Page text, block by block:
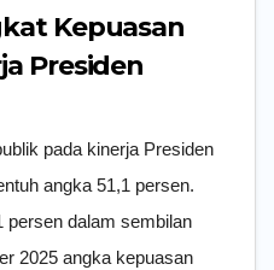
Kepuasan
Presiden
pada kinerja Presiden
angka 51,1 persen.
persen dalam sembilan
2025 angka kepuasan